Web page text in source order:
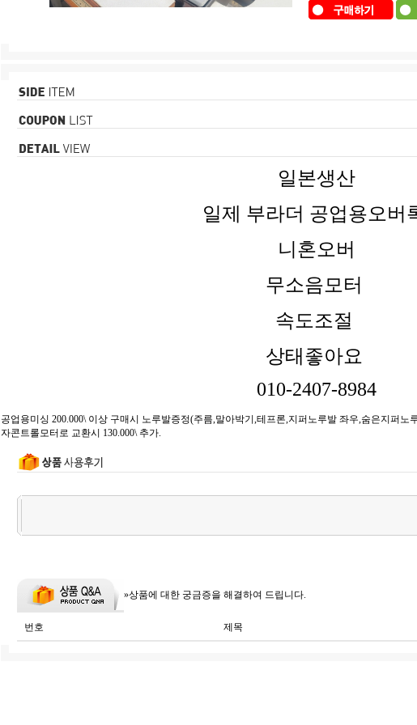
일본생산
일제 부라더 공업용오버
니혼오버
무소음모터
속도조절
상태좋아요
010-2407-8984
공업용미싱 200.000\ 이상 구매시 노루발증정(주름,말아박기,테프론,지퍼노루발 좌우,숨은지퍼노
자콘트롤모터로 교환시 130.000\ 추가.
»상품에 대한 궁금증을 해결하여 드립니다.
번호 제목